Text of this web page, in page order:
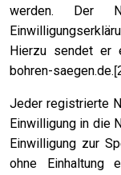
werden. Der
Hierzu sendet er
bohren-saegen.de.
Jeder registrierte
Einwilligung in die
Einwilligung zur
ohne Einhaltung